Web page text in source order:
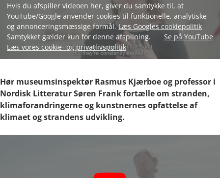
Hvis du afspiller videoen her, giver du samtykke til, at
YouTube/Google anvender cookies til funktionelle, analytiske
og annonceringsmæssige formål.Læs Googles cookiepolitik
Samtykket gælder kun for denne afspilning.
Læs vores cookie- og privatlivspolitik
Se på YouTube
Hør museumsinspektør Rasmus Kjærboe og professor i
Nordisk Litteratur Søren Frank fortælle om stranden,
klimaforandringerne og kunstnernes opfattelse af
klimaet og strandens udvikling.